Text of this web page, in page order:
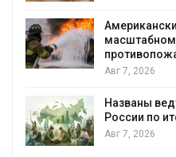
масштабном
Авг 7, 2026
Названы
России по
Авг 7, 2026